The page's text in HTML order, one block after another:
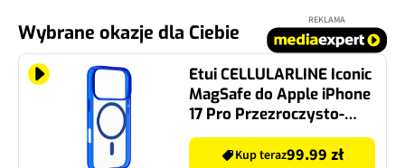
Wybrane okazje dla Ciebie
REKLAMA
Etui CELLULARLINE Iconic
MagSafe do Apple iPhone
17 Pro Przezroczysto-
niebieski
Kup teraz99.99 zł